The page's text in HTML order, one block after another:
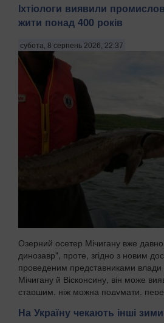
Іхтіологи виявили
жити понад 400 років
субота, 8 серпень 2026, 22:37
Озерний осетер Мічигану вже
динозавр", проте, згідно з новим
проведеним представниками влади
Мічигану й Вісконсину, він може
старшим, ніж можна подумати,
На Україну чекають інші